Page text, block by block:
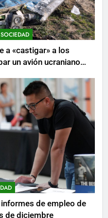
SOCIEDAD
a «castigar» a los
un avión ucraniano
de empleo de
de diciembre